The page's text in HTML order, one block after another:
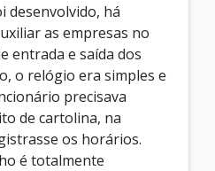
desenvolvido, há
as empresas no
entrada e saída dos
o relógio era simples e
precisava
de cartolina, na
os horários.
é totalmente